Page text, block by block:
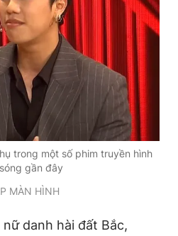
trong một số phim truyền hình
gần đây
MÀN HÌNH
danh hài đất Bắc,